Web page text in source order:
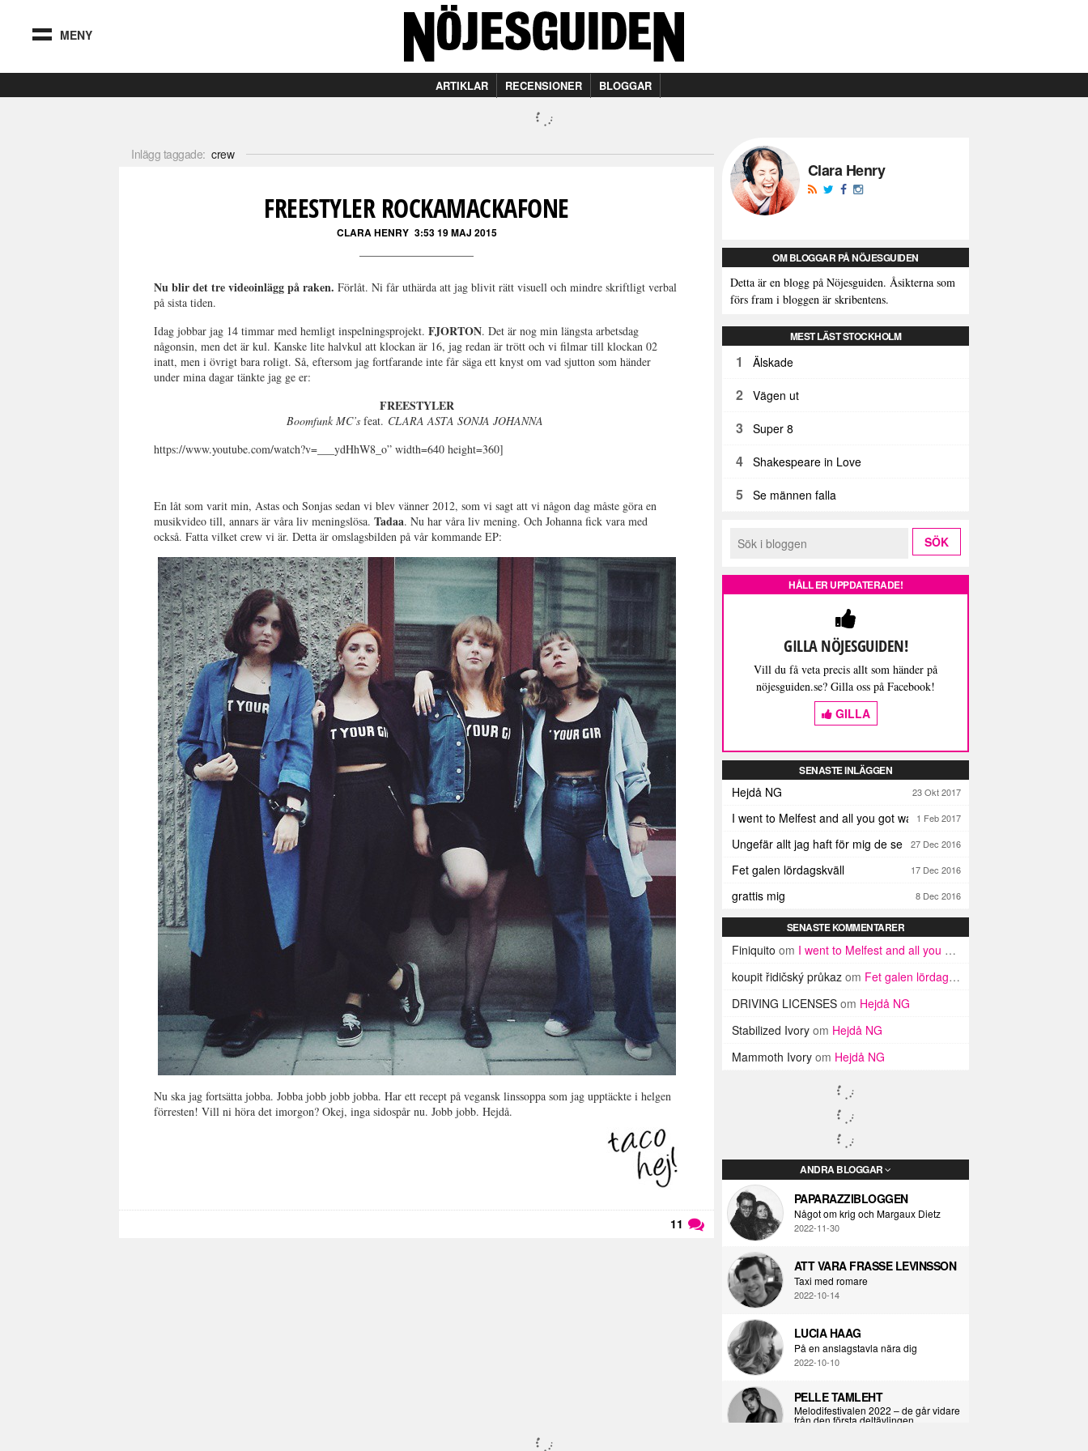
MENY
ARTIKLAR RECENSIONER BLOGGAR
Inlägg taggade: crew
FREESTYLER ROCKAMACKAFONE
CLARA HENRY 3:53 19 MAJ 2015
Nu blir det tre videoinlägg på raken. Förlåt. Ni får uthärda att jag blivit rätt visuell och mindre skriftligt verbal
på sista tiden.
Idag jobbar jag 14 timmar med hemligt inspelningsprojekt.FJORTON. Det är nog min längsta arbetsdag
någonsin, men det är kul. Kanske lite halvkul att klockan är 16, jag redan är trött och vi filmar till klockan 02
inatt, men i övrigt bara roligt. Så, eftersom jag fortfarande inte får säga ett knyst om vad sjutton som händer
under mina dagar tänkte jag ge er:
FREESTYLER
Boomfunk MC’sfeat. CLARA ASTA SONJA JOHANNA
https://www.youtube.com/watch?v=___ydHhW8_o” width=640 height=360]
En låt som varit min, Astas och Sonjas sedan vi blev vänner 2012, som vi sagt att vi någon dag måste göra en
musikvideo till, annars är våra liv meningslösa.Tadaa. Nu har våra liv mening. Och Johanna fick vara med
också. Fatta vilket crew vi är. Detta är omslagsbilden på vår kommande EP:
Nu ska jag fortsätta jobba. Jobba jobb jobb jobba. Har ett recept på vegansk linssoppa som jag upptäckte i helgen
förresten! Vill ni höra det imorgon? Okej, inga sidospår nu. Jobb jobb. Hejdå.
11
Clara Henry
OM BLOGGAR PÅ NÖJESGUIDEN
Detta är en blogg på Nöjesguiden. Åsikterna som
förs fram i bloggen är skribentens.
MEST LÄST STOCKHOLM
1 Älskade
2 Vägen ut
3 Super 8
4 Shakespeare in Love
5 Se männen falla
HÅLL ER UPPDATERADE!
GILLA NÖJESGUIDEN!
Vill du få veta precis allt som händer på
nöjesguiden.se? Gilla oss på Facebook!
GILLA
SENASTE INLÄGGEN
Hejdå NG 23 Okt 2017
I went to Melfest and all you got was three lousy selfies
1 Feb 2017
Ungefär allt jag haft för mig de senaste dagarna
27 Dec 2016
Fet galen lördagskväll 17 Dec 2016
grattis mig 8 Dec 2016
SENASTE KOMMENTARER
Finiquito om I went to Melfest and all you got was three lousy selfies
koupit řidičský průkaz om Fet galen lördagskväll
DRIVING LICENSES om Hejdå NG
Stabilized Ivory om Hejdå NG
Mammoth Ivory om Hejdå NG
ANDRA BLOGGAR
PAPARAZZIBLOGGEN
Något om krig och Margaux Dietz
2022-11-30
ATT VARA FRASSE LEVINSSON
Taxi med romare
2022-10-14
LUCIA HAAG
På en anslagstavla nära dig
2022-10-10
PELLE TAMLEHT
Melodifestivalen 2022 – de går vidare
från den första deltävlingen